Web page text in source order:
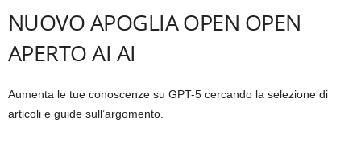
NUOVO APOGLIA OPEN OPEN
APERTO AI AI
Aumenta le tue conoscenze su GPT-5 cercando la selezione di
articoli e guide sull’argomento.